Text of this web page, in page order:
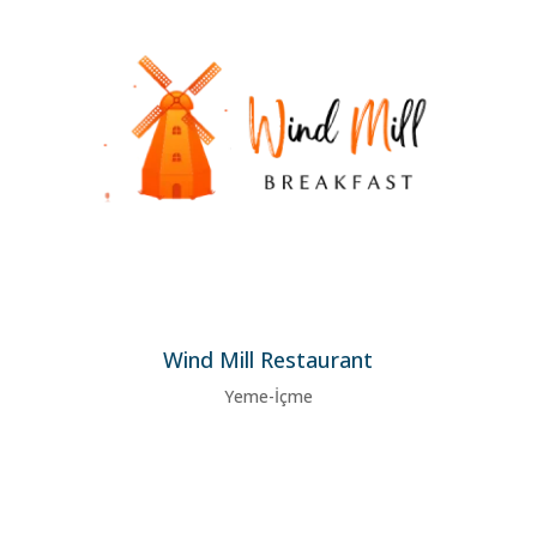
Wind Mill Restaurant
Yeme-İçme